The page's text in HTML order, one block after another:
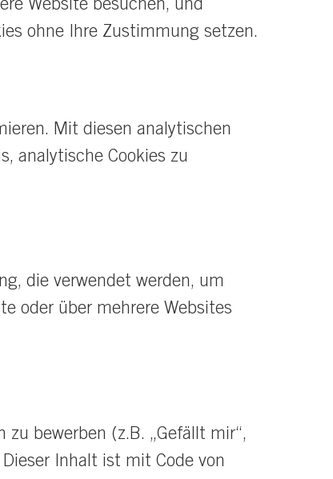
Website besuchen, und
ohne Ihre Zustimmung setzen.
Mit diesen analytischen
analytische Cookies zu
die verwendet werden, um
oder über mehrere Websites
bewerben (z.B. „Gefällt mir“,
Inhalt ist mit Code von